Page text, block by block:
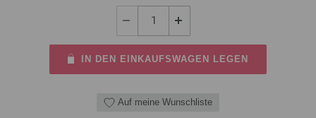
IN DEN EINKAUFSWAGEN LEGEN
Auf meine Wunschliste